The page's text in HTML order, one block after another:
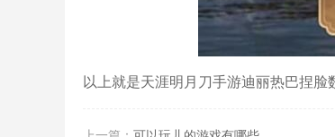
以上就是天涯明月刀手游迪丽热巴捏脸